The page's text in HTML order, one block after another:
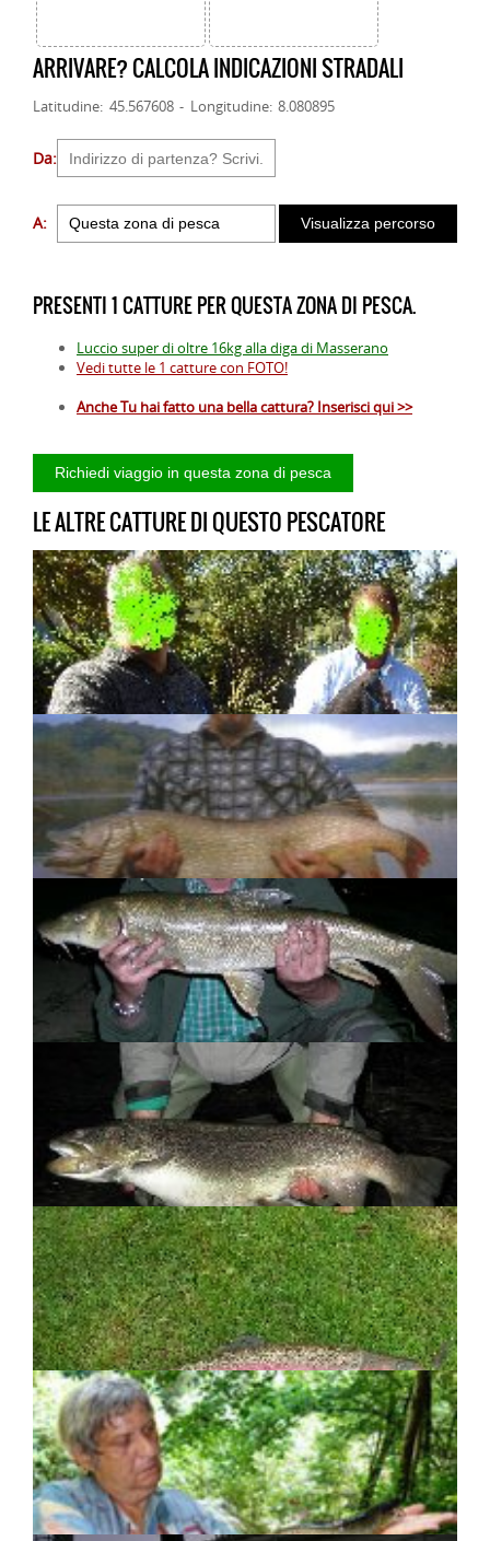
ARRIVARE? CALCOLA INDICAZIONI STRADALI
Latitudine: 45.567608 - Longitudine: 8.080895
Da:
A:
PRESENTI 1 CATTURE PER QUESTA ZONA DI PESCA.
Luccio super di oltre 16kg alla diga di Masserano
Vedi tutte le 1 catture con FOTO!
Anche Tu hai fatto una bella cattura? Inserisci qui >>
LE ALTRE CATTURE DI QUESTO PESCATORE